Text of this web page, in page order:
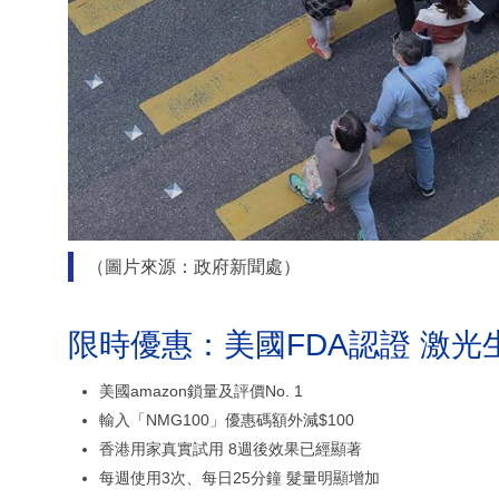
（圖片來源：政府新聞處）
限時優惠：美國FDA認證 激光
美國amazon鎖量及評價No. 1
輸入「NMG100」優惠碼額外減$100
香港用家真實試用 8週後效果已經顯著
每週使用3次、每日25分鐘 髮量明顯增加